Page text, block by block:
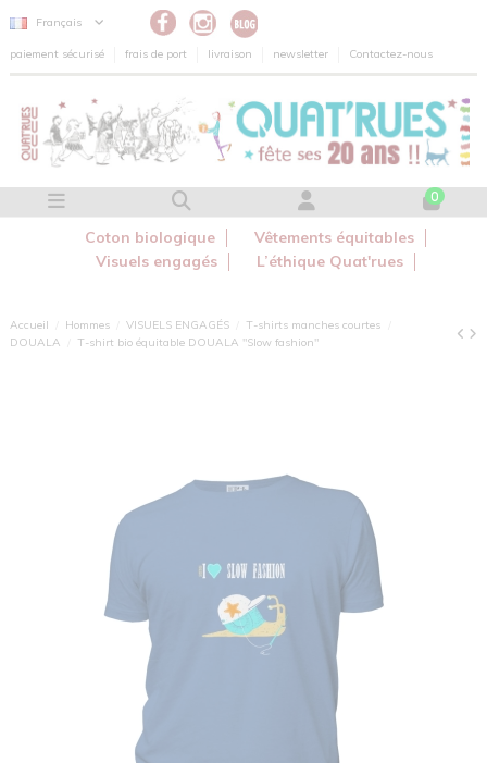
Panneau de gestion des cookies
Français
paiement sécurisé frais de port livraison newsletter Contactez-nous
0
Coton biologique
Vêtements équitables
Visuels engagés
L’éthique Quat'rues
Accueil Hommes VISUELS ENGAGÉS
T-shirts manches courtes
DOUALA
T-shirt bio équitable DOUALA "Slow fashion"